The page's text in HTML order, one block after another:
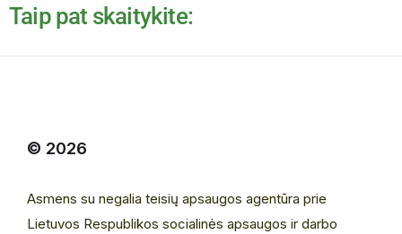
Taip pat skaitykite:
© 2026
Asmens su negalia teisių apsaugos agentūra prie
Lietuvos Respublikos socialinės apsaugos ir darbo